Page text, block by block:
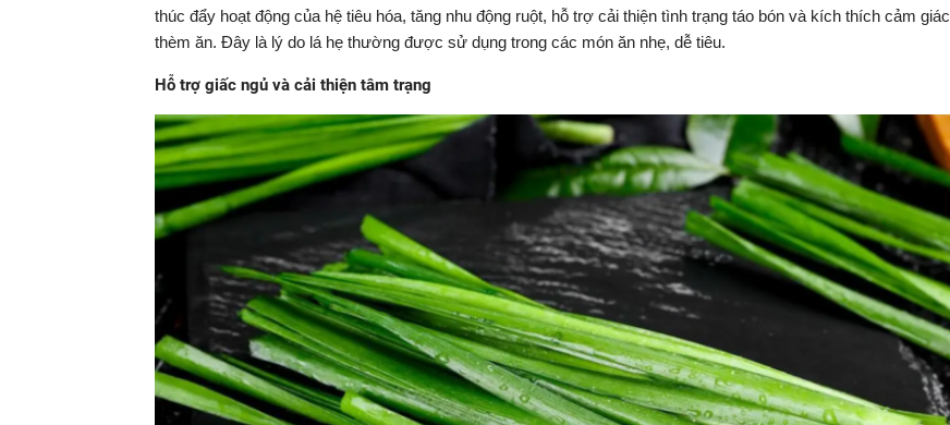
thúc đẩy hoạt động của hệ tiêu hóa, tăng nhu động ruột, hỗ trợ cải thiện tình trạng táo bón và kích thích cảm giác
thèm ăn. Đây là lý do lá hẹ thường được sử dụng trong các món ăn nhẹ, dễ tiêu.
Hỗ trợ giấc ngủ và cải thiện tâm trạng